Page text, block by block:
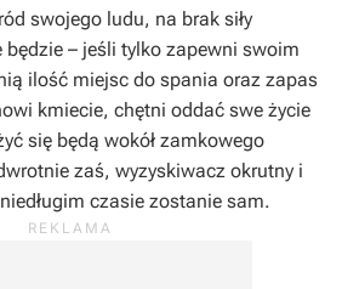
swojego ludu, na brak siły
będzie – jeśli tylko zapewni swoim
ilość miejsc do spania oraz zapas
kmiecie, chętni oddać swe życie
się będą wokół zamkowego
zaś, wyzyskiwacz okrutny i
czasie zostanie sam.